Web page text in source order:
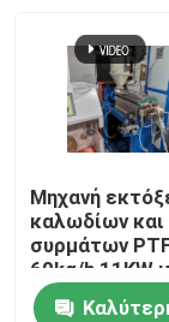
Γραμμή
μηχανή
Καλώδιο που
Μηχανή
Μηχανή
καλωδίων και
συρμάτων
60kg/h 11KW
κινητήρα